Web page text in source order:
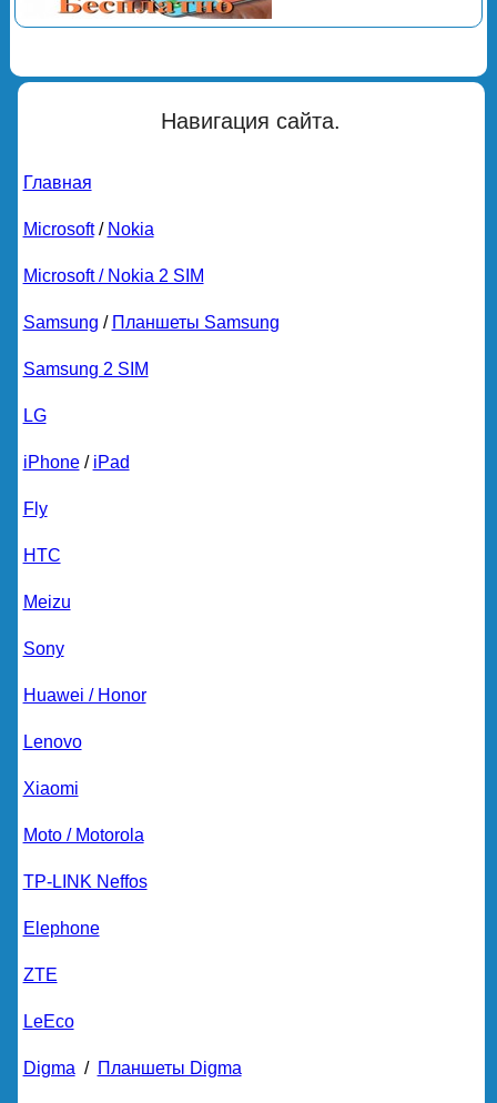
Навигация сайта.
Главная
Microsoft/ Nokia
Microsoft / Nokia 2 SIM
Samsung / Планшеты Samsung
Samsung 2 SIM
LG
iPhone/ iPad
Fly
HTC
Meizu
Sony
Huawei / Honor
Lenovo
Xiaomi
Moto / Motorola
TP-LINK Neffos
Elephone
ZTE
LeEco
Digma / Планшеты Digma